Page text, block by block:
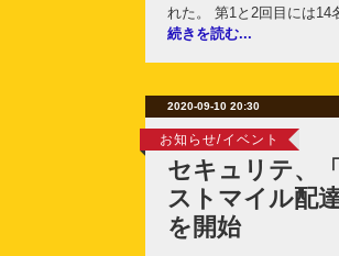
れた。 第1と2回目には
続きを読む...
2020-09-10 20:30
お知らせ/イベント
セキュリテ、
ストマイル配
を開始